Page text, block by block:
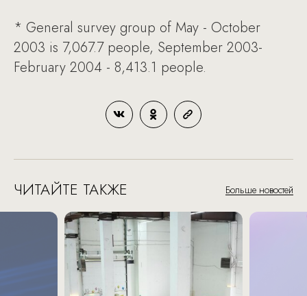
* General survey group of May - October
2003 is 7,067.7 people, September 2003-
February 2004 - 8,413.1 people.
ЧИТАЙТЕ ТАКЖЕ Больше новостей